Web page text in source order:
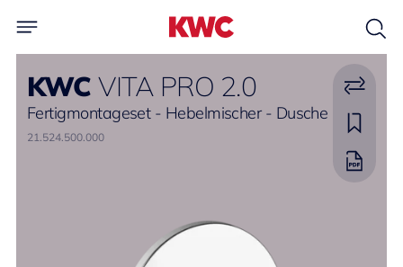
KWCVITA PRO 2.0
Fertigmontageset - Hebelmischer - Dusche
21.524.500.000